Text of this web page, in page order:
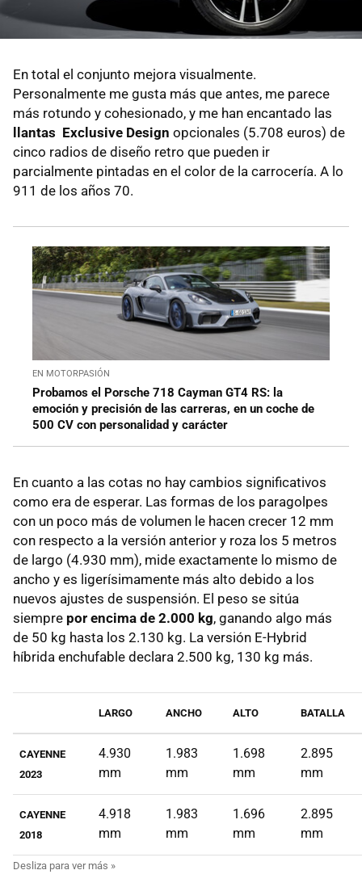
En total el conjunto mejora visualmente.
Personalmente me gusta más que antes, me parece
más rotundo y cohesionado, y me han encantado las
llantas Exclusive Design opcionales (5.708 euros) de
cinco radios de diseño retro que pueden ir
parcialmente pintadas en el color de la carrocería. A lo
911 de los años 70.
EN MOTORPASIÓN
Probamos el Porsche 718 Cayman GT4 RS: la
emoción y precisión de las carreras, en un coche de
500 CV con personalidad y carácter
En cuanto a las cotas no hay cambios significativos
como era de esperar. Las formas de los paragolpes
con un poco más de volumen le hacen crecer 12 mm
con respecto a la versión anterior y roza los 5 metros
de largo (4.930 mm), mide exactamente lo mismo de
ancho y es ligerísimamente más alto debido a los
nuevos ajustes de suspensión. El peso se sitúa
siempre por encima de 2.000 kg, ganando algo más
de 50 kg hasta los 2.130 kg. La versión E-Hybrid
híbrida enchufable declara 2.500 kg, 130 kg más.
LARGO ANCHO ALTO BATALLA
CAYENNE
2023
4.930
mm
1.983
mm
1.698
mm
2.895
mm
CAYENNE
2018
4.918
mm
1.983
mm
1.696
mm
2.895
mm